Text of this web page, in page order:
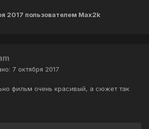
2017 пользователем Max2k
7 октября 2017
фильм очень красивый, а сюжет так